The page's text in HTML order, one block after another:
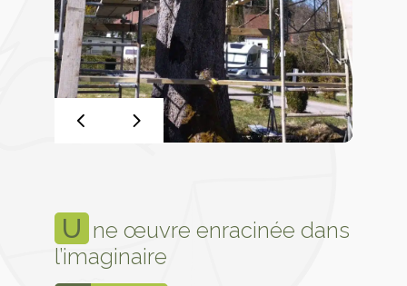
U ne œuvre enracinée dans
l’imaginaire